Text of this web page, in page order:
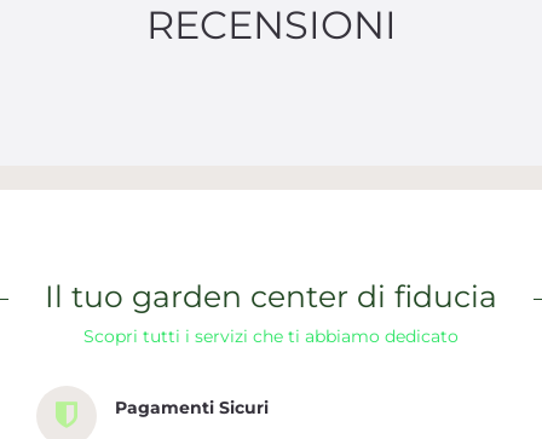
RECENSIONI
Il tuo garden center di fiducia
Scopri tutti i servizi che ti abbiamo dedicato
Pagamenti Sicuri